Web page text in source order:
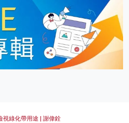
視綠化帶用途 | 謝偉銓